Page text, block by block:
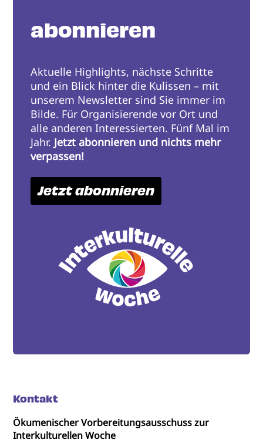
abonnieren
Aktuelle Highlights, nächste Schritte
und ein Blick hinter die Kulissen – mit
unserem Newsletter sind Sie immer im
Bilde. Für Organisierende vor Ort und
alle anderen Interessierten. Fünf Mal im
Jahr. Jetzt abonnieren und nichts mehr
verpassen!
Jetzt abonnieren
Kontakt
Ökumenischer Vorbereitungsausschuss zur
Interkulturellen Woche